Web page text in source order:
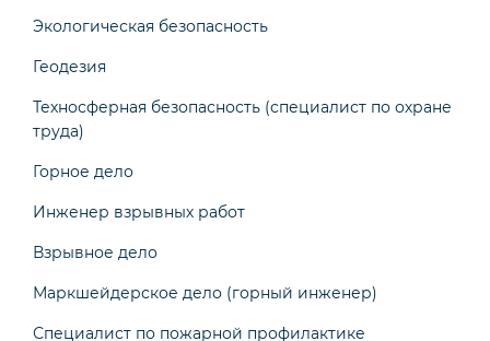
Экологическая безопасность
Геодезия
Техносферная безопасность (специалист по охране
труда)
Горное дело
Инженер взрывных работ
Взрывное дело
Маркшейдерское дело (горный инженер)
Специалист по пожарной профилактике